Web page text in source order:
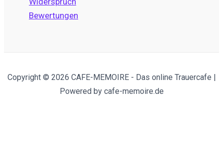
Bewertungen
Copyright © 2026 CAFE-MEMOIRE - Das online Trauercafe |
Powered by cafe-memoire.de